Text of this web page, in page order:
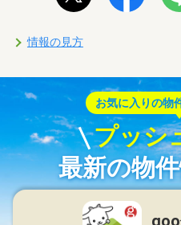
情報の見方
お気に入りの物
プッシ
最新の物